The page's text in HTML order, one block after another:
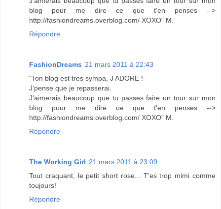
blog pour me dire ce que t'en penses -->
http://fashiondreams.overblog.com/ XOXO" M.
Répondre
FashionDreams 21 mars 2011 à 22:43
"Ton blog est tres sympa, J ADORE !
J'pense que je repasserai.
J'aimerais beaucoup que tu passes faire un tour sur mon
blog pour me dire ce que t'en penses -->
http://fashiondreams.overblog.com/ XOXO" M.
Répondre
The Working Girl 21 mars 2011 à 23:09
Tout craquant, le petit short rose... T'es trop mimi comme
toujours!
Répondre